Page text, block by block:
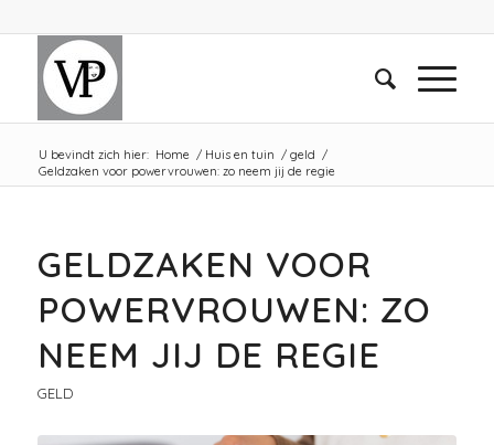
U bevindt zich hier: Home / Huis en tuin / geld /
Geldzaken voor powervrouwen: zo neem jij de regie
GELDZAKEN VOOR
POWERVROUWEN: ZO
NEEM JIJ DE REGIE
GELD